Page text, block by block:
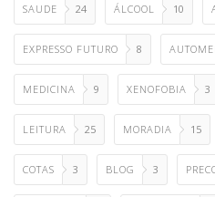
SAUDE 24 ÁLCOOL 10
EXPRESSO FUTURO 8
MEDICINA 9 XENOFOBIA 3
LEITURA 25 MORADIA 15
COTAS 3 BLOG 3